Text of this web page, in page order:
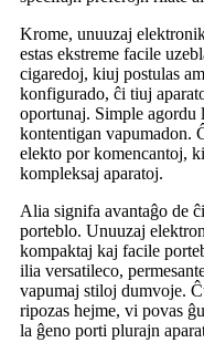
Krome, unuuzaj
estas ekstreme facile
cigaredoj, kiuj postulas
konfigurado, ĉi tiuj
oportunaj. Simple agordu
kontentigan vapumadon.
elekto por komencantoj,
kompleksaj aparatoj.
Alia signifa avantaĝo de
porteblo. Unuuzaj
kompaktaj kaj facile
ilia versatileco,
vapumaj stiloj dumvoje.
ripozas hejme, vi povas
la ĝeno porti plurajn